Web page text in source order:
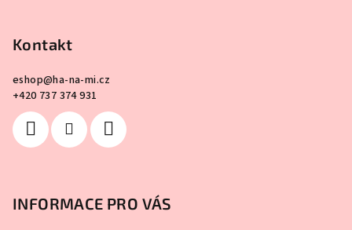
Kontakt
eshop@ha-na-mi.cz
+420 737 374 931
INFORMACE PRO VÁS